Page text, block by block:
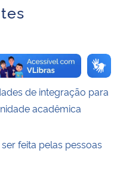
de integração para
acadêmica
feita pelas pessoas